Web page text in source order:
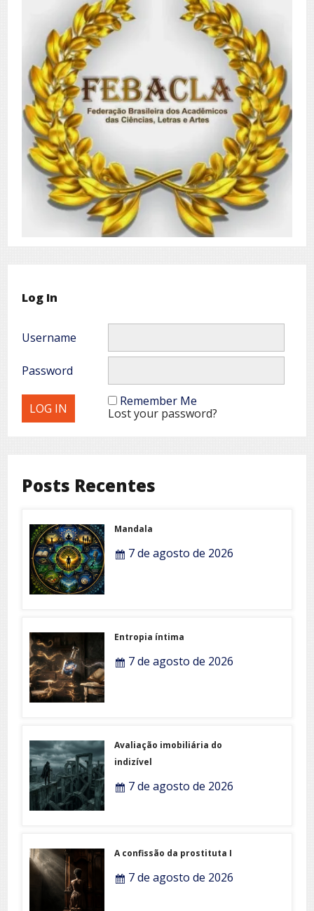
Log In
Username
Password
Remember Me
Lost your password?
Posts Recentes
Mandala
7 de agosto de 2026
Entropia íntima
7 de agosto de 2026
Avaliação imobiliária do
indizível
7 de agosto de 2026
A confissão da prostituta I
7 de agosto de 2026